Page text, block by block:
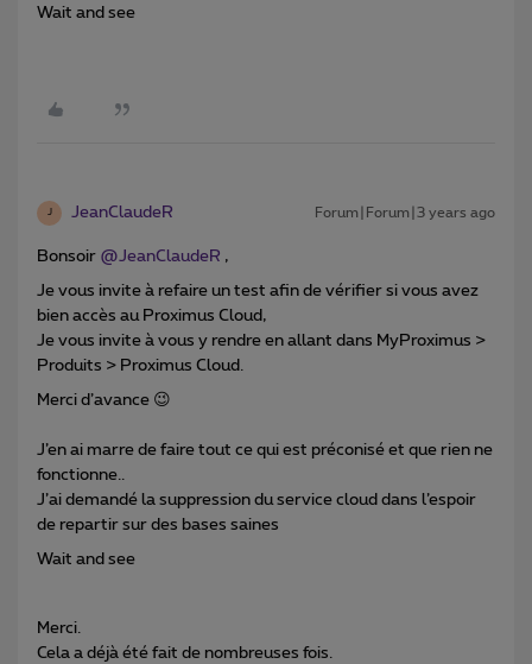
Wait and see
J JeanClaudeR Forum|Forum|3 years ago
Bonsoir @JeanClaudeR ,
Je vous invite à refaire un test afin de vérifier si vous avez
bien accès au Proximus Cloud,
Je vous invite à vous y rendre en allant dans MyProximus >
Produits > Proximus Cloud.
Merci d’avance 😉
J’en ai marre de faire tout ce qui est préconisé et que rien ne
fonctionne..
J’ai demandé la suppression du service cloud dans l’espoir
de repartir sur des bases saines
Wait and see
Merci.
Cela a déjà été fait de nombreuses fois.